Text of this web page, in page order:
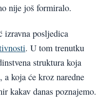
nije još formiralo.
izravna posljedica
. U tom trenutku
struktura koja
koja će kroz naredne
kakav danas poznajemo.